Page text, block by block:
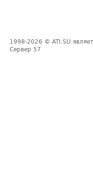
1998-2026 © ATI.SU
Сервер 57